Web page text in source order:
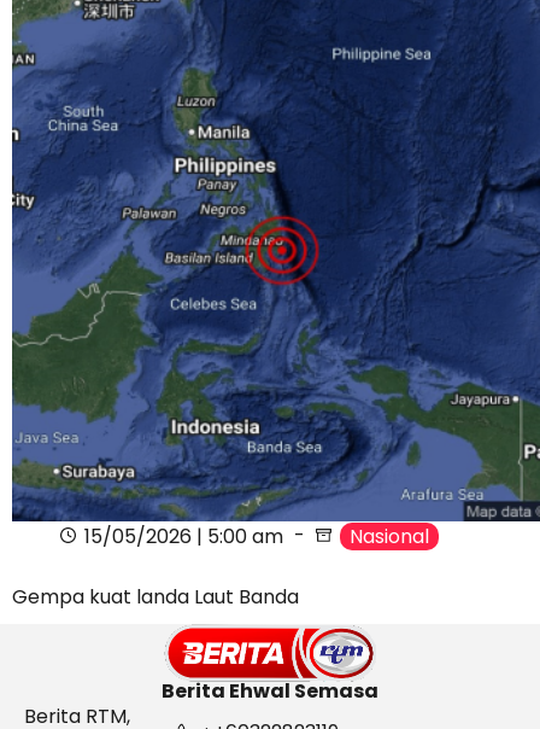
15/05/2026 | 5:00 am Nasional
Gempa kuat landa Laut Banda
Berita Ehwal Semasa
Berita RTM,